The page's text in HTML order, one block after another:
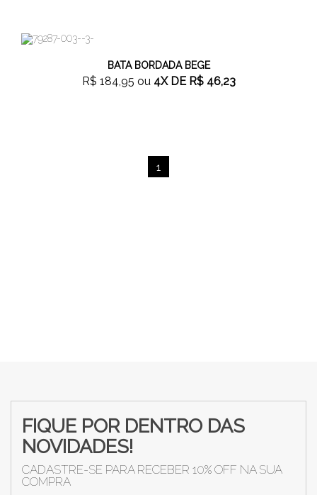
BATA BORDADA BEGE
R$ 184,95 ou 4XDE R$ 46,23
1
FIQUE POR DENTRO DAS
NOVIDADES!
CADASTRE-SE PARA RECEBER 10% OFF NA SUA
COMPRA